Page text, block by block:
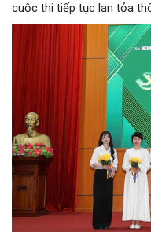
cuộc thi tiếp tục lan tỏa
mạnh và khuyến khích